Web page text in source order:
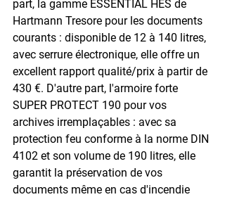
part, la gamme ESSENTIAL HES de
Hartmann Tresore pour les documents
courants : disponible de 12 à 140 litres,
avec serrure électronique, elle offre un
excellent rapport qualité/prix à partir de
430 €. D'autre part, l'armoire forte
SUPER PROTECT 190 pour vos
archives irremplaçables : avec sa
protection feu conforme à la norme DIN
4102 et son volume de 190 litres, elle
garantit la préservation de vos
documents même en cas d'incendie